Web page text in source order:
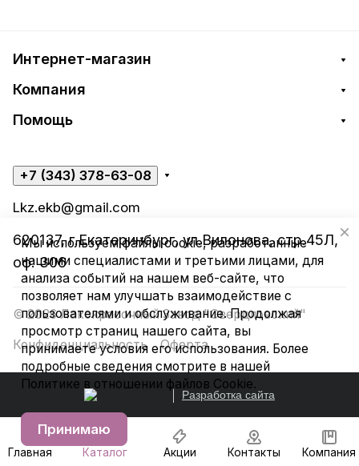
Главная Каталог Акции Контакты Компания
Интернет-магазин
Компания
Помощь
+7 (343) 378-63-08
Lkz.ekb@gmail.com
620137, г.Екатеринбург, ул.Вилонова, стр.45Л,
оф. 306
© 2026 Лакокрасочный Завод "Свердловский"
Конфиденциальность
Оферта
Разработка сайта
Мы используем файлы cookie, разработанные
нашими специалистами и третьими лицами, для
анализа событий на нашем веб-сайте, что
позволяет нам улучшать взаимодействие с
пользователями и обслуживание. Продолжая
просмотр страниц нашего сайта, вы
принимаете условия его использования. Более
подробные сведения смотрите в нашей
Политике в отношении файлов Cookie.
Принимаю